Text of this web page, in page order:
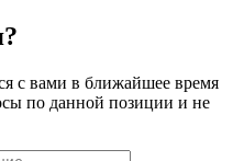
с вами в ближайшее время
по данной позиции и не